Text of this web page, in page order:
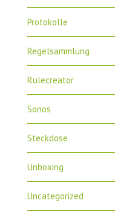
Protokolle
Regelsammlung
Rulecreator
Sonos
Steckdose
Unboxing
Uncategorized